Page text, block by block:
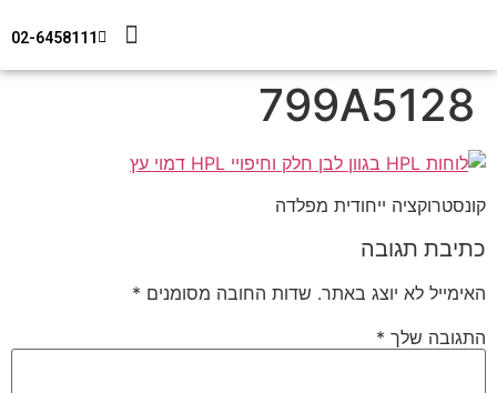
02-6458111
799A5128
קונסטרוקציה ייחודית מפלדה
כתיבת תגובה
האימייל לא יוצג באתר. שדות החובה מסומנים *
התגובה שלך *